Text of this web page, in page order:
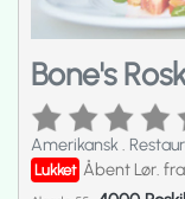
Bone's
Amerikansk.
Lukket Åbent Lør. fra